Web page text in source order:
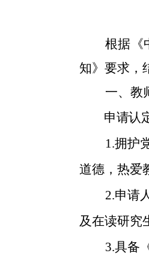
根据《
知》要求，
一、教
申请认
1.拥护
道德，热爱
2.申请
及在读研究
3.具备